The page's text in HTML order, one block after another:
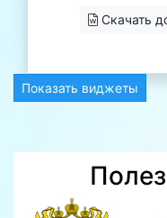
Скачать
Показать виджеты